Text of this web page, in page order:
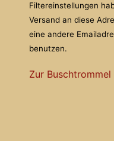
Filtereinstellungen
Versand an diese
eine andere
benutzen.
Zur Buschtrommel